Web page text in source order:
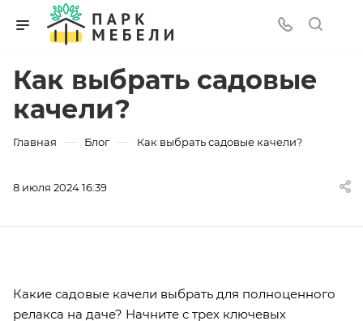
Как выбрать садовые
качели?
Главная — Блог — Как выбрать садовые качели?
8 июля 2024 16:39
Какие садовые качели выбрать для полноценного
релакса на даче? Начните с трех ключевых